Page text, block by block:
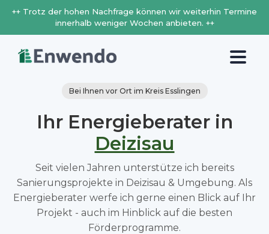
++ Trotz der hohen Nachfrage können wir weiterhin Termine
innerhalb weniger Wochen anbieten. ++
Bei Ihnen vor Ort im Kreis Esslingen
Ihr Energieberater in
Deizisau
Seit vielen Jahren unterstütze ich bereits
Sanierungsprojekte in Deizisau & Umgebung. Als
Energieberater werfe ich gerne einen Blick auf Ihr
Projekt - auch im Hinblick auf die besten
Förderprogramme.